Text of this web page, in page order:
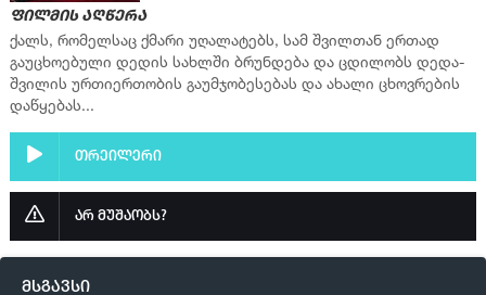
სერია 16
სერია 17
სერია 19
სერია 22
ფილმის აღწერა
ქალს, რომელსაც ქმარი უღალატებს, სამ შვილთან ერთად
გაუცხოებული დედის სახლში ბრუნდება და ცდილობს დედა-
შვილის ურთიერთობის გაუმჯობესებას და ახალი ცხოვრების
დაწყებას...
თრეილერი
არ მუშაობს?
მსგავსი